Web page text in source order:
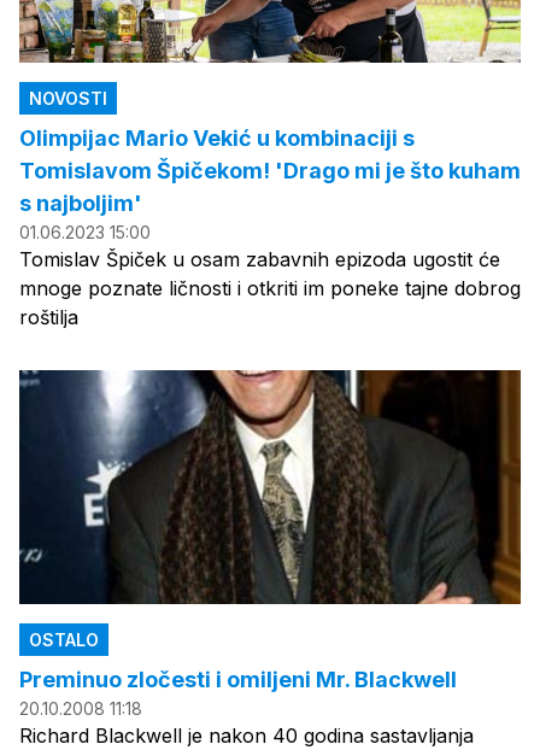
NOVOSTI
Olimpijac Mario Vekić u kombinaciji s
Tomislavom Špičekom! 'Drago mi je što kuham
s najboljim'
01.06.2023 15:00
Tomislav Špiček u osam zabavnih epizoda ugostit će
mnoge poznate ličnosti i otkriti im poneke tajne dobrog
roštilja
OSTALO
Preminuo zločesti i omiljeni Mr. Blackwell
20.10.2008 11:18
Richard Blackwell je nakon 40 godina sastavljanja